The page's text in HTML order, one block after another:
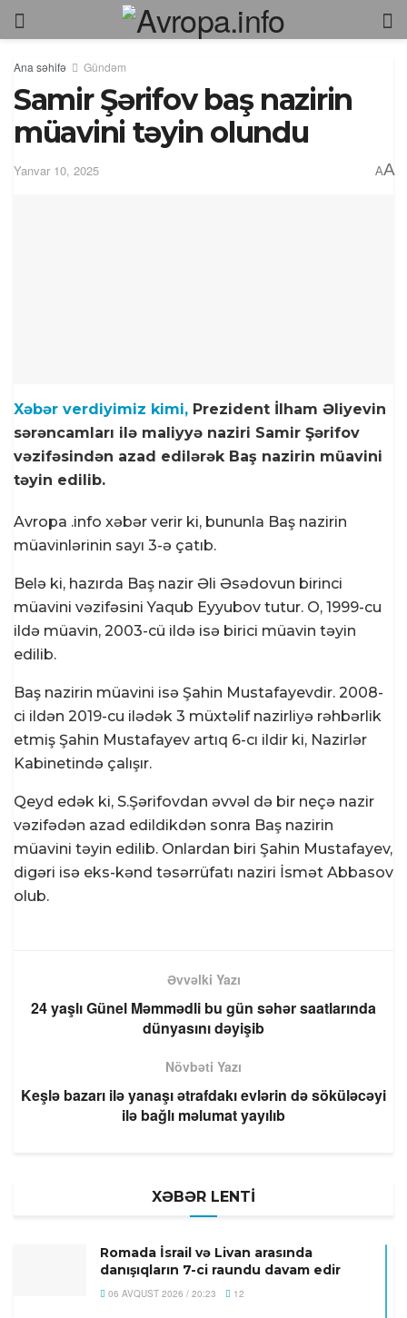
Ana səhifə Gündəm
Samir Şərifov baş nazirin
müavini təyin olundu
Yanvar 10, 2025 AA
Xəbər verdiyimiz kimi, Prezident İlham Əliyevin
sərəncamları ilə maliyyə naziri Samir Şərifov
vəzifəsindən azad edilərək Baş nazirin müavini
təyin edilib.
Avropa .info xəbər verir ki, bununla Baş nazirin
müavinlərinin sayı 3-ə çatıb.
Belə ki, hazırda Baş nazir Əli Əsədovun birinci
müavini vəzifəsini Yaqub Eyyubov tutur. O, 1999-cu
ildə müavin, 2003-cü ildə isə birici müavin təyin
edilib.
Baş nazirin müavini isə Şahin Mustafayevdir. 2008-
ci ildən 2019-cu ilədək 3 müxtəlif nazirliyə rəhbərlik
etmiş Şahin Mustafayev artıq 6-cı ildir ki, Nazirlər
Kabinetində çalışır.
Qeyd edək ki, S.Şərifovdan əvvəl də bir neçə nazir
vəzifədən azad edildikdən sonra Baş nazirin
müavini təyin edilib. Onlardan biri Şahin Mustafayev,
digəri isə eks-kənd təsərrüfatı naziri İsmət Abbasov
olub.
Əvvəlki Yazı
24 yaşlı Günel Məmmədli bu gün səhər saatlarında
dünyasını dəyişib
Növbəti Yazı
Keşlə bazarı ilə yanaşı ətrafdakı evlərin də söküləcəyi
ilə bağlı məlumat yayılıb
XƏBƏR LENTİ
Romada İsrail və Livan arasında
danışıqların 7-ci raundu davam edir
06 AVQUST 2026 / 20:23 12